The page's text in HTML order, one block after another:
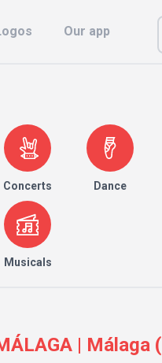
Our app
Concerts Dance
Musicals
| Málaga